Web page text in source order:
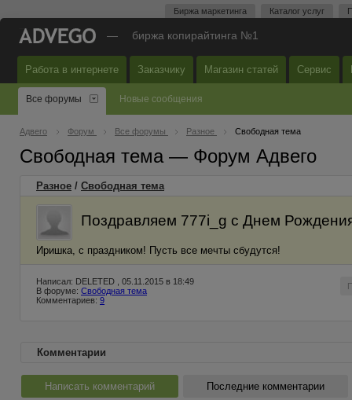
Биржа маркетинга Каталог услуг
— биржа копирайтинга №1
Работа в интернете Заказчику Магазин статей Сервис
Все форумы Новые сообщения
Адвего Форум Все форумы Разное Свободная тема
Свободная тема — Форум Адвего
Разное / Свободная тема
Поздравляем 777i_g с Днем
Иришка, с праздником! Пусть все мечты сбудутся!
Написал: DELETED , 05.11.2015 в 18:49
В форуме: Свободная тема
Комментариев: 9
Комментарии
Написать комментарий Последние комментарии